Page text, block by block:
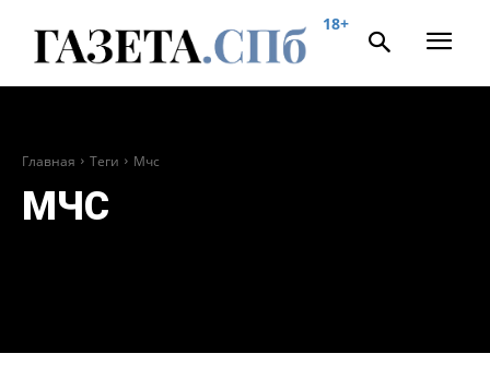
18+
Главная Теги Мчс
МЧС